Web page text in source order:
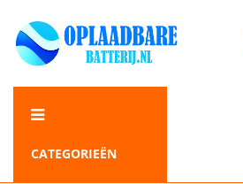
CATEGORIEËN